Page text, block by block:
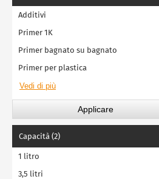
Additivi
Primer 1K
Primer bagnato su bagnato
Primer per plastica
Capacità (2)
1 litro
3,5 litri